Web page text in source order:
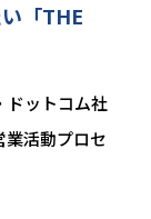
「THE
ドットコム社
活動プロセ